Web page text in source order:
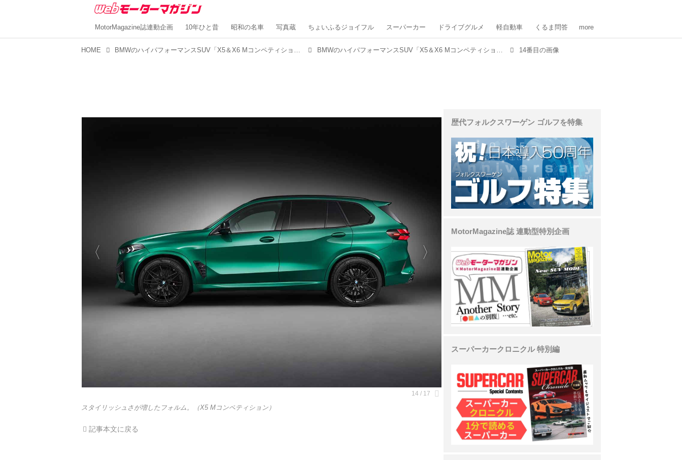
MotorMagazine誌連動企画 10年ひと昔 昭和の名車 写真蔵 ちょいふるジョイフル スーパーカー ドライブグルメ 軽自動車 くるま問答 more
HOME BMWのハイパフォーマンスSUV「X5＆X6 Mコンペティション」にV8 4.4Lターボ+48Vマイルドハイブリッド モデルが登場 BMWのハイパフォーマンスSUV「X5＆X6 Mコンペティション」にV8 4.4Lターボ+48Vマイルドハイブリッド モデルが登場 14番目の画像
スタイリッシュさが増したフォルム。（X5 Mコンペティション）
記事本文に戻る
歴代フォルクスワーゲン ゴルフを特集
MotorMagazine誌 連動型特別企画
スーパーカークロニクル 特別編